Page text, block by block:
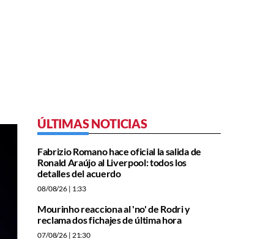
ÚLTIMAS NOTICIAS
Fabrizio Romano hace oficial la salida de
Ronald Araújo al Liverpool: todos los
detalles del acuerdo
08/08/26 | 1:33
Mourinho reacciona al 'no' de Rodri y
reclama dos fichajes de última hora
07/08/26 | 21:30